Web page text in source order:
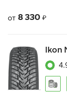
от 8 330 ₽
Ikon